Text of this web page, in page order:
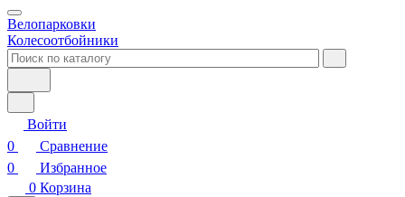
Велопарковки
Колесоотбойники
Войти
0
Сравнение
0
Избранное
0 Корзина